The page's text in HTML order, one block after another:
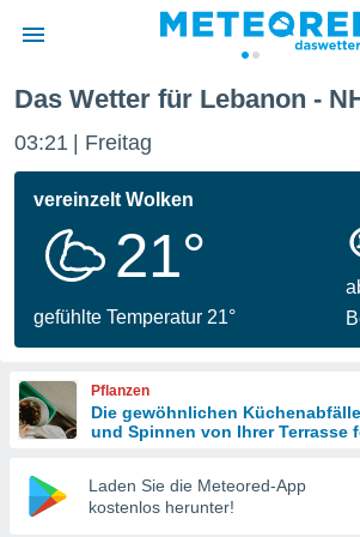
wurde
dass
sind.
diese
Das Wetter für Lebanon -
03:21 Freitag
vereinzelt Wolken
21°
gefühlte Temperatur 21°
Pflanzen
Die gewöhnlichen
und Spinnen von Ihrer Terrasse
Laden Sie die Meteored-App
kostenlos herunter!